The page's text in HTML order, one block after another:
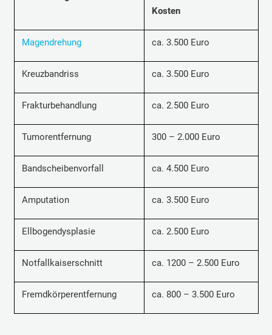
Kosten
Magendrehung ca. 3.500 Euro
Kreuzbandriss ca. 3.500 Euro
Frakturbehandlung ca. 2.500 Euro
Tumorentfernung 300 – 2.000 Euro
Bandscheibenvorfall ca. 4.500 Euro
Amputation ca. 3.500 Euro
Ellbogendysplasie ca. 2.500 Euro
Notfallkaiserschnitt ca. 1200 – 2.500 Euro
Fremdkörperentfernung ca. 800 – 3.500 Euro